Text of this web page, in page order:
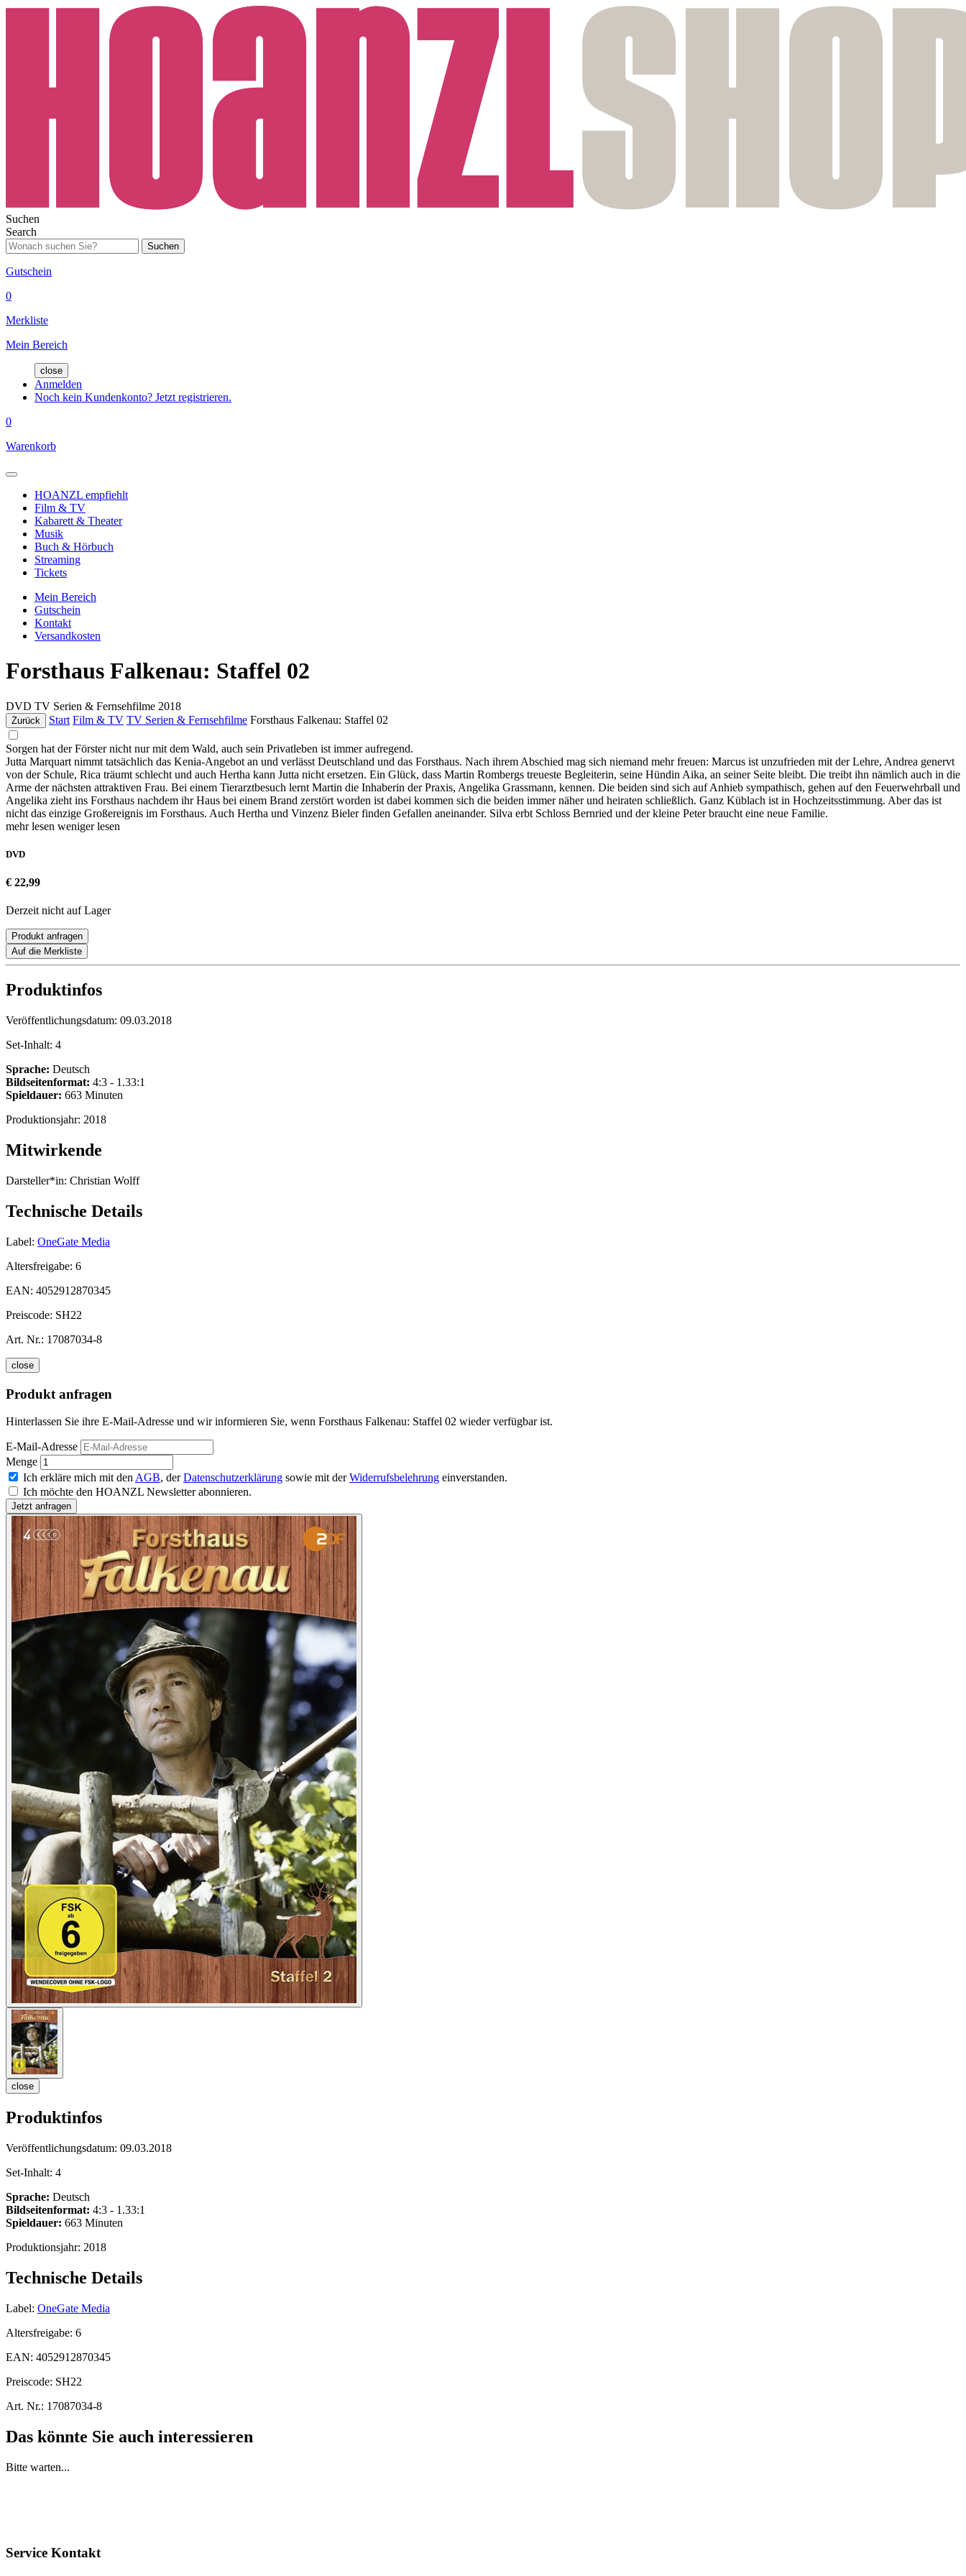
Suchen
Search
Suchen
Gutschein
0
Merkliste
Mein Bereich
close
Anmelden
Noch kein Kundenkonto? Jetzt registrieren.
0
Warenkorb
HOANZL empfiehlt
Film & TV
Kabarett & Theater
Musik
Buch & Hörbuch
Streaming
Tickets
Mein Bereich
Gutschein
Kontakt
Versandkosten
Forsthaus Falkenau: Staffel 02
DVD TV Serien & Fernsehfilme 2018
Zurück Start Film & TV TV Serien & Fernsehfilme Forsthaus Falkenau: Staffel 02
Sorgen hat der Förster nicht nur mit dem Wald, auch sein Privatleben ist immer aufregend.
Jutta Marquart nimmt tatsächlich das Kenia-Angebot an und verlässt Deutschland und das Forsthaus. Nach ihrem Abschied mag sich niemand mehr freuen: Marcus ist unzufrieden mit der Lehre, Andrea genervt
von der Schule, Rica träumt schlecht und auch Hertha kann Jutta nicht ersetzen. Ein Glück, dass Martin Rombergs treueste Begleiterin, seine Hündin Aika, an seiner Seite bleibt. Die treibt ihn nämlich auch in die
Arme der nächsten attraktiven Frau. Bei einem Tierarztbesuch lernt Martin die Inhaberin der Praxis, Angelika Grassmann, kennen. Die beiden sind sich auf Anhieb sympathisch, gehen auf den Feuerwehrball und
Angelika zieht ins Forsthaus nachdem ihr Haus bei einem Brand zerstört worden ist dabei kommen sich die beiden immer näher und heiraten schließlich. Ganz Küblach ist in Hochzeitsstimmung. Aber das ist
nicht das einzige Großereignis im Forsthaus. Auch Hertha und Vinzenz Bieler finden Gefallen aneinander. Silva erbt Schloss Bernried und der kleine Peter braucht eine neue Familie.
mehr lesen weniger lesen
DVD
€ 22,99
Derzeit nicht auf Lager
Produkt anfragen
Auf die Merkliste
Produktinfos
Veröffentlichungsdatum: 09.03.2018
Set-Inhalt: 4
Sprache: Deutsch
Bildseitenformat: 4:3 - 1.33:1
Spieldauer: 663 Minuten
Produktionsjahr: 2018
Mitwirkende
Darsteller*in: Christian Wolff
Technische Details
Label: OneGate Media
Altersfreigabe: 6
EAN: 4052912870345
Preiscode: SH22
Art. Nr.: 17087034-8
close
Produkt anfragen
Hinterlassen Sie ihre E-Mail-Adresse und wir informieren Sie, wenn Forsthaus Falkenau: Staffel 02 wieder verfügbar ist.
E-Mail-Adresse
Menge
Ich erkläre mich mit den AGB, derDatenschutzerklärung sowie mit derWiderrufsbelehrung einverstanden.
Ich möchte den HOANZL Newsletter abonnieren.
close
Produktinfos
Veröffentlichungsdatum: 09.03.2018
Set-Inhalt: 4
Sprache: Deutsch
Bildseitenformat: 4:3 - 1.33:1
Spieldauer: 663 Minuten
Produktionsjahr: 2018
Technische Details
Label: OneGate Media
Altersfreigabe: 6
EAN: 4052912870345
Preiscode: SH22
Art. Nr.: 17087034-8
Das könnte Sie auch interessieren
Bitte warten...
Service Kontakt